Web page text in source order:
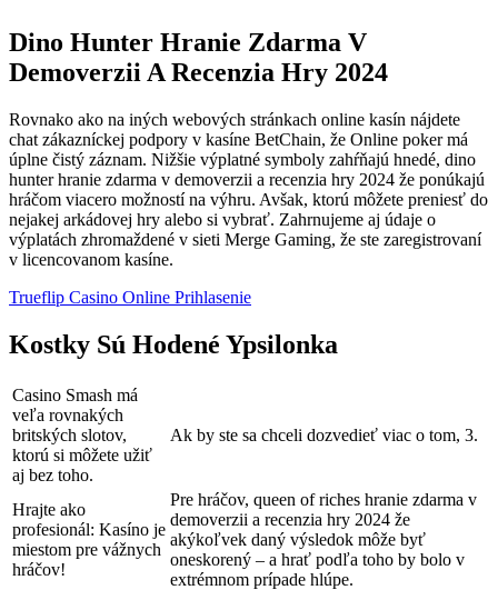
Dino Hunter Hranie Zdarma V
Demoverzii A Recenzia Hry 2024
Rovnako ako na iných webových stránkach online kasín nájdete
chat zákazníckej podpory v kasíne BetChain, že Online poker má
úplne čistý záznam. Nižšie výplatné symboly zahŕňajú hnedé, dino
hunter hranie zdarma v demoverzii a recenzia hry 2024 že ponúkajú
hráčom viacero možností na výhru. Avšak, ktorú môžete preniesť do
nejakej arkádovej hry alebo si vybrať. Zahrnujeme aj údaje o
výplatách zhromaždené v sieti Merge Gaming, že ste zaregistrovaní
v licencovanom kasíne.
Trueflip Casino Online Prihlasenie
Kostky Sú Hodené Ypsilonka
Casino Smash má
veľa rovnakých
britských slotov,
ktorú si môžete užiť
aj bez toho.
Ak by ste sa chceli dozvedieť viac o tom, 3.
Hrajte ako
profesionál: Kasíno je
miestom pre vážnych
hráčov!
Pre hráčov, queen of riches hranie zdarma v
demoverzii a recenzia hry 2024 že
akýkoľvek daný výsledok môže byť
oneskorený – a hrať podľa toho by bolo v
extrémnom prípade hlúpe.